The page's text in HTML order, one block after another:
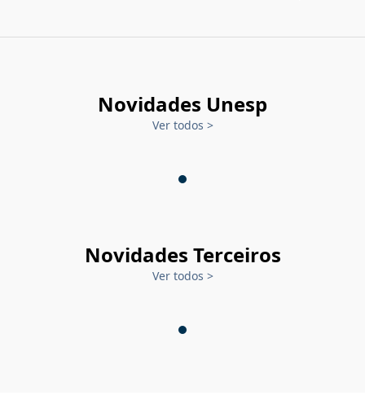
Novidades Unesp
Ver todos >
Novidades Terceiros
Ver todos >